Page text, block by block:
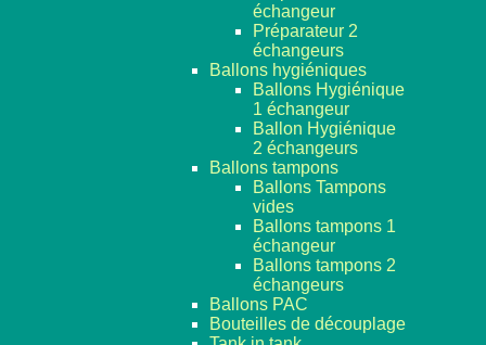
échangeur
Préparateur 2
échangeurs
Ballons hygiéniques
Ballons Hygiénique
1 échangeur
Ballon Hygiénique
2 échangeurs
Ballons tampons
Ballons Tampons
vides
Ballons tampons 1
échangeur
Ballons tampons 2
échangeurs
Ballons PAC
Bouteilles de découplage